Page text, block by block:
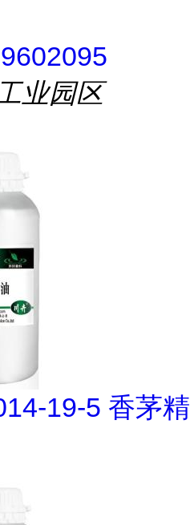
业园区
19-5 香茅精